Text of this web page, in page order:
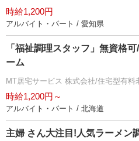
時給1,200円
アルバイト・パート / 愛知県
「福祉調理スタッフ」無資格
ーム
MT居宅サービス 株式会社/住宅型有料
時給1,200円～
アルバイト・パート / 北海道
主婦 さん大注目!人気ラーメン